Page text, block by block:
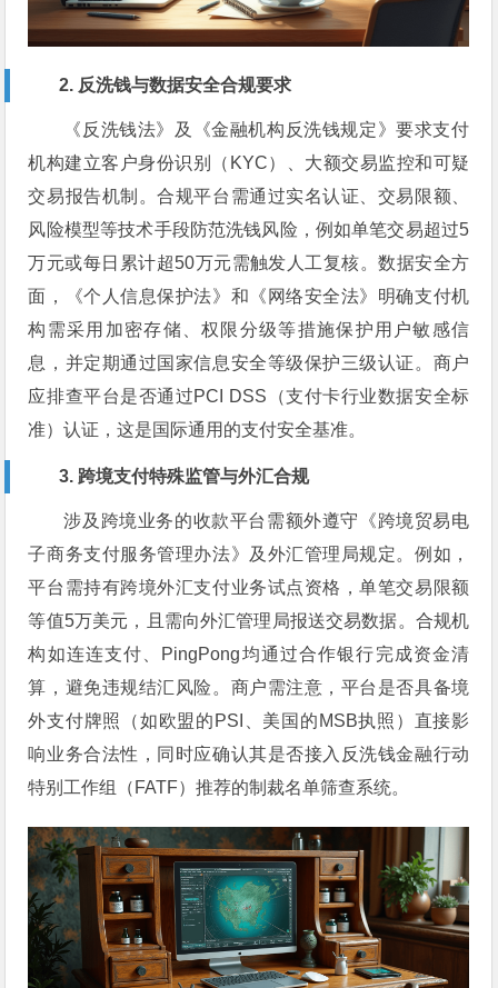
2. 反洗钱与数据安全合规要求
《反洗钱法》及《金融机构反洗钱规定》要求支付
机构建立客户身份识别（KYC）、大额交易监控和可疑
交易报告机制。合规平台需通过实名认证、交易限额、
风险模型等技术手段防范洗钱风险，例如单笔交易超过5
万元或每日累计超50万元需触发人工复核。数据安全方
面，《个人信息保护法》和《网络安全法》明确支付机
构需采用加密存储、权限分级等措施保护用户敏感信
息，并定期通过国家信息安全等级保护三级认证。商户
应排查平台是否通过PCI DSS（支付卡行业数据安全标
准）认证，这是国际通用的支付安全基准。
3. 跨境支付特殊监管与外汇合规
涉及跨境业务的收款平台需额外遵守《跨境贸易电
子商务支付服务管理办法》及外汇管理局规定。例如，
平台需持有跨境外汇支付业务试点资格，单笔交易限额
等值5万美元，且需向外汇管理局报送交易数据。合规机
构如连连支付、PingPong均通过合作银行完成资金清
算，避免违规结汇风险。商户需注意，平台是否具备境
外支付牌照（如欧盟的PSI、美国的MSB执照）直接影
响业务合法性，同时应确认其是否接入反洗钱金融行动
特别工作组（FATF）推荐的制裁名单筛查系统。